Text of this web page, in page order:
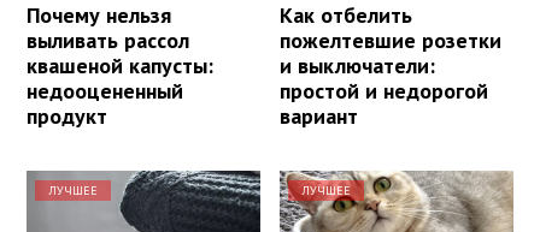
Почему нельзя
выливать рассол
квашеной капусты:
недооцененный
продукт
Как отбелить
пожелтевшие розетки
и выключатели:
простой и недорогой
вариант
ЛУЧШЕЕ ЛУЧШЕЕ